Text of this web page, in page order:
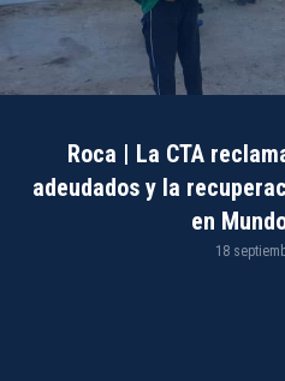
Roca | La CTA
adeudados y la
en
18